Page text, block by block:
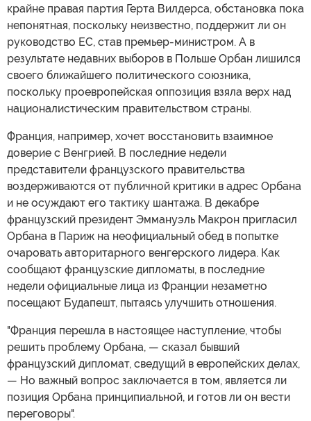
крайне правая партия Герта Вилдерса, обстановка пока
непонятная, поскольку неизвестно, поддержит ли он
руководство ЕС, став премьер-министром. А в
результате недавних выборов в Польше Орбан лишился
своего ближайшего политического союзника,
поскольку проевропейская оппозиция взяла верх над
националистическим правительством страны.
Франция, например, хочет восстановить взаимное
доверие с Венгрией. В последние недели
представители французского правительства
воздерживаются от публичной критики в адрес Орбана
и не осуждают его тактику шантажа. В декабре
французский президент Эммануэль Макрон пригласил
Орбана в Париж на неофициальный обед в попытке
очаровать авторитарного венгерского лидера. Как
сообщают французские дипломаты, в последние
недели официальные лица из Франции незаметно
посещают Будапешт, пытаясь улучшить отношения.
"Франция перешла в настоящее наступление, чтобы
решить проблему Орбана, — сказал бывший
французский дипломат, сведущий в европейских делах,
— Но важный вопрос заключается в том, является ли
позиция Орбана принципиальной, и готов ли он вести
переговоры".